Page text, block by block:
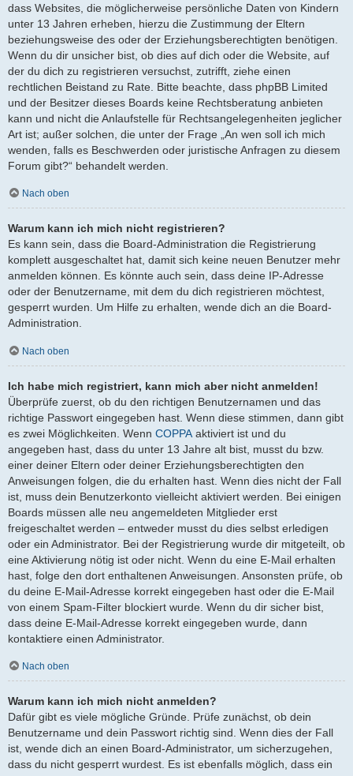
dass Websites, die möglicherweise persönliche Daten von Kindern
unter 13 Jahren erheben, hierzu die Zustimmung der Eltern
beziehungsweise des oder der Erziehungsberechtigten benötigen.
Wenn du dir unsicher bist, ob dies auf dich oder die Website, auf
der du dich zu registrieren versuchst, zutrifft, ziehe einen
rechtlichen Beistand zu Rate. Bitte beachte, dass phpBB Limited
und der Besitzer dieses Boards keine Rechtsberatung anbieten
kann und nicht die Anlaufstelle für Rechtsangelegenheiten jeglicher
Art ist; außer solchen, die unter der Frage „An wen soll ich mich
wenden, falls es Beschwerden oder juristische Anfragen zu diesem
Forum gibt?“ behandelt werden.
Nach oben
Warum kann ich mich nicht registrieren?
Es kann sein, dass die Board-Administration die Registrierung
komplett ausgeschaltet hat, damit sich keine neuen Benutzer mehr
anmelden können. Es könnte auch sein, dass deine IP-Adresse
oder der Benutzername, mit dem du dich registrieren möchtest,
gesperrt wurden. Um Hilfe zu erhalten, wende dich an die Board-
Administration.
Nach oben
Ich habe mich registriert, kann mich aber nicht anmelden!
Überprüfe zuerst, ob du den richtigen Benutzernamen und das
richtige Passwort eingegeben hast. Wenn diese stimmen, dann gibt
es zwei Möglichkeiten. Wenn COPPA aktiviert ist und du
angegeben hast, dass du unter 13 Jahre alt bist, musst du bzw.
einer deiner Eltern oder deiner Erziehungsberechtigten den
Anweisungen folgen, die du erhalten hast. Wenn dies nicht der Fall
ist, muss dein Benutzerkonto vielleicht aktiviert werden. Bei einigen
Boards müssen alle neu angemeldeten Mitglieder erst
freigeschaltet werden – entweder musst du dies selbst erledigen
oder ein Administrator. Bei der Registrierung wurde dir mitgeteilt, ob
eine Aktivierung nötig ist oder nicht. Wenn du eine E-Mail erhalten
hast, folge den dort enthaltenen Anweisungen. Ansonsten prüfe, ob
du deine E-Mail-Adresse korrekt eingegeben hast oder die E-Mail
von einem Spam-Filter blockiert wurde. Wenn du dir sicher bist,
dass deine E-Mail-Adresse korrekt eingegeben wurde, dann
kontaktiere einen Administrator.
Nach oben
Warum kann ich mich nicht anmelden?
Dafür gibt es viele mögliche Gründe. Prüfe zunächst, ob dein
Benutzername und dein Passwort richtig sind. Wenn dies der Fall
ist, wende dich an einen Board-Administrator, um sicherzugehen,
dass du nicht gesperrt wurdest. Es ist ebenfalls möglich, dass ein